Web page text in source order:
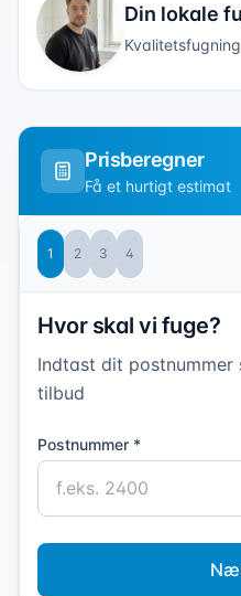
Din lokale
Prisberegner
Få et hurtigt estimat
1 2 3 4
Hvor skal vi fuge?
Indtast dit
tilbud
Postnummer *